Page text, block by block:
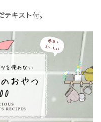
キスト付。